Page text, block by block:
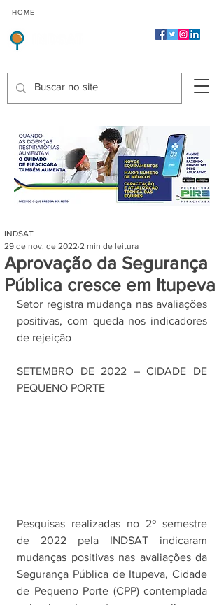
HOME
Aprovação da Segurança
Pública cresce em Itupeva
INDSAT
29 de nov. de 2022 2 min de leitura
Setor registra mudança nas avaliações
positivas, com queda nos indicadores
de rejeição
SETEMBRO DE 2022 – CIDADE DE
PEQUENO PORTE
Pesquisas realizadas no 2º semestre
de 2022 pela INDSAT indicaram
mudanças positivas nas avaliações da
Segurança Pública de Itupeva, Cidade
de Pequeno Porte (CPP) contemplada